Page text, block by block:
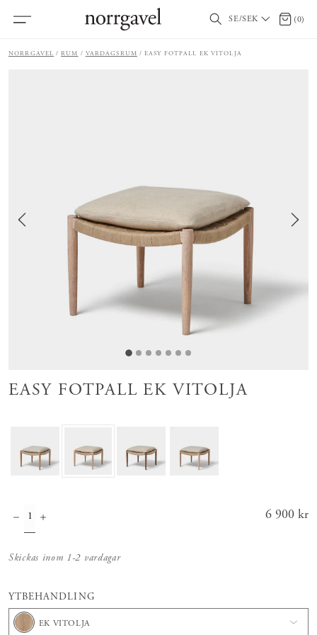
SE/SEK 0 (0)
NORRGAVEL RUM VARDAGSRUM EASY FOTPALL EK VITOLJA
EASY FOTPALL EK VITOLJA
Pris:
6 900 kr
Skickas inom 1-2 vardagar
YTBEHANDLING
EK VITOLJA